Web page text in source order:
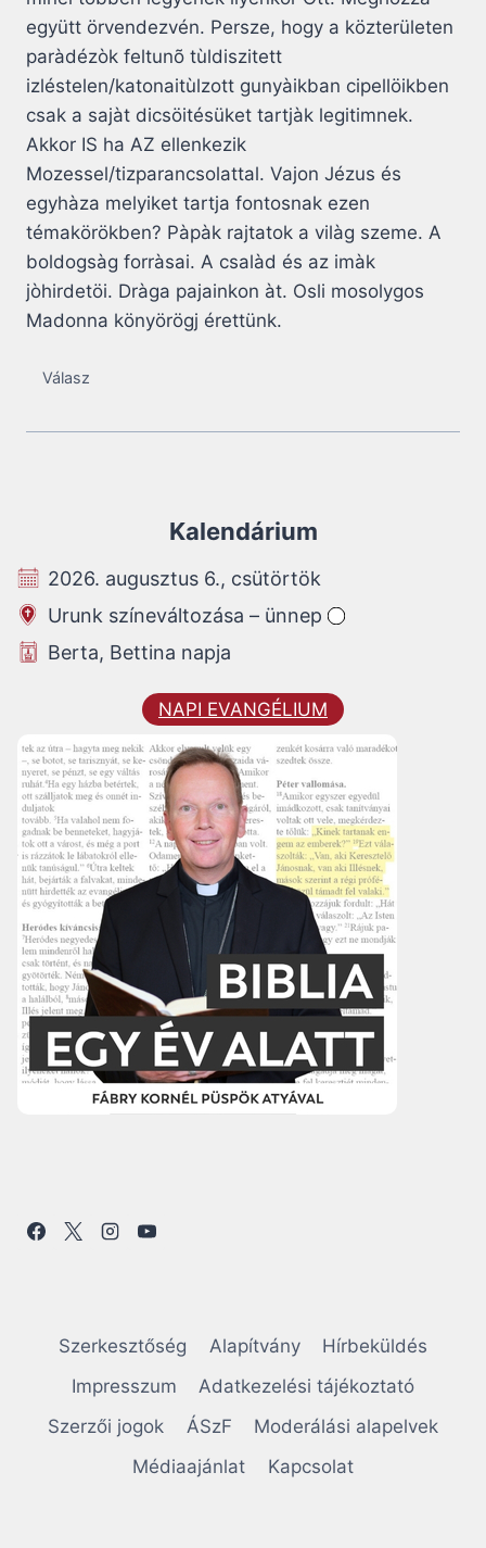
együtt örvendezvén. Persze, hogy a közterületen
paràdézòk feltunõ tùldiszitett
izléstelen/katonaitùlzott gunyàikban cipellöikben
csak a sajàt dicsöitésüket tartjàk legitimnek.
Akkor IS ha AZ ellenkezik
Mozessel/tizparancsolattal. Vajon Jézus és
egyhàza melyiket tartja fontosnak ezen
témakörökben? Pàpàk rajtatok a vilàg szeme. A
boldogsàg forràsai. A csalàd és az imàk
jòhirdetöi. Dràga pajainkon àt. Osli mosolygos
Madonna könyörögj érettünk.
Válasz
Kalendárium
2026. augusztus 6., csütörtök
Urunk színeváltozása – ünnep
Berta, Bettina napja
NAPI EVANGÉLIUM
Szerkesztőség Alapítvány
Hírbeküldés
Impresszum
Adatkezelési tájékoztató
Szerzői jogok
ÁSzF
Moderálási alapelvek
Médiaajánlat
Kapcsolat